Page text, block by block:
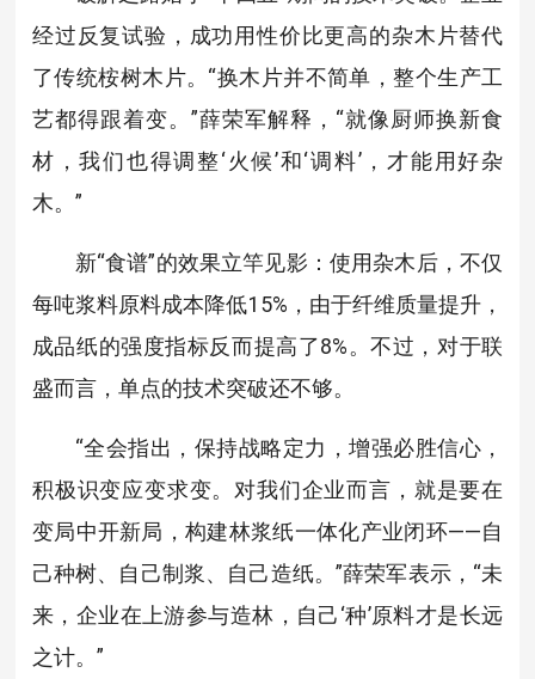
经过反复试验，成功用性价比更高的杂木片替代
了传统桉树木片。“换木片并不简单，整个生产工
艺都得跟着变。”薛荣军解释，“就像厨师换新食
材，我们也得调整‘火候’和‘调料’，才能用好杂
木。”
新“食谱”的效果立竿见影：使用杂木后，不仅
每吨浆料原料成本降低15%，由于纤维质量提升，
成品纸的强度指标反而提高了8%。不过，对于联
盛而言，单点的技术突破还不够。
“全会指出，保持战略定力，增强必胜信心，
积极识变应变求变。对我们企业而言，就是要在
变局中开新局，构建林浆纸一体化产业闭环——自
己种树、自己制浆、自己造纸。”薛荣军表示，“未
来，企业在上游参与造林，自己‘种’原料才是长远
之计。”